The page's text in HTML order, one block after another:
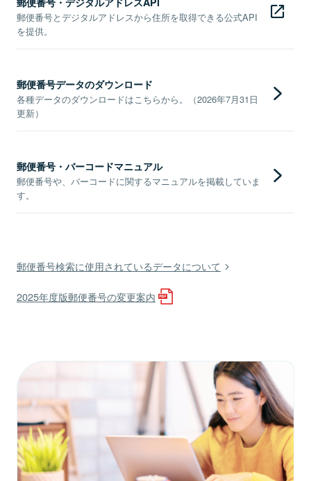
郵便番号とデジタルアドレスから住所を取得できる公式API
を提供。
郵便番号データのダウンロード
各種データのダウンロードはこちらから。（2026年7月31日
更新）
郵便番号・バーコードマニュアル
郵便番号や、バーコードに関するマニュアルを掲載していま
す。
郵便番号検索に使用されているデータについて
2025年度版郵便番号の変更案内